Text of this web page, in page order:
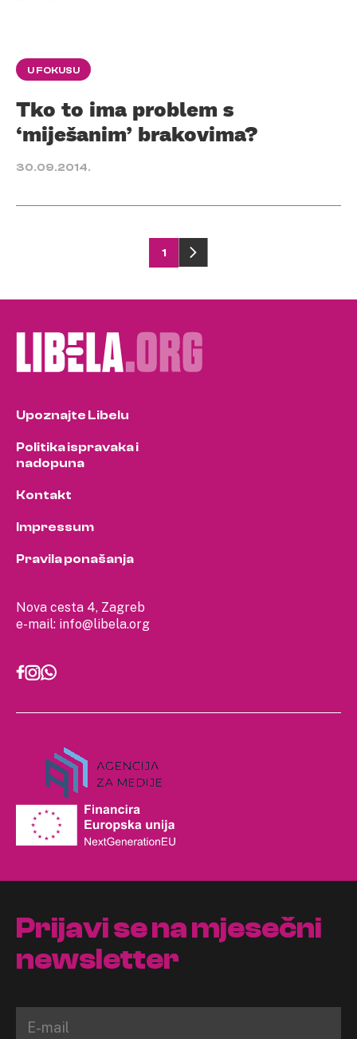
U FOKUSU
Tko to ima problem s
‘miješanim’ brakovima?
30.09.2014.
pagination
1
Nova cesta 4, Zagreb
e-mail: info@libela.org
Upoznajte Libelu
Politika ispravaka i
nadopuna
Kontakt
Impressum
Pravila ponašanja
Prijavi se na mjesečni
newsletter